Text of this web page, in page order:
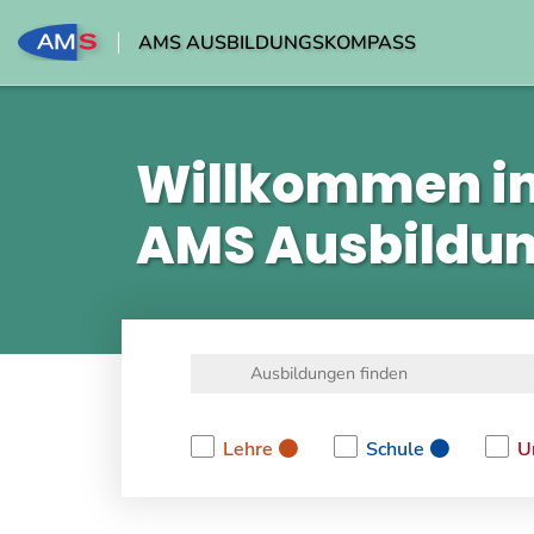
AMS AUSBILDUNGSKOMPASS
Willkommen
AMS
Lehre
Schule